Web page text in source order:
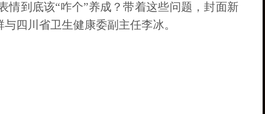
情到底该“咋个”养成？带着这些问题，封面新
四川省卫生健康委副主任李冰。